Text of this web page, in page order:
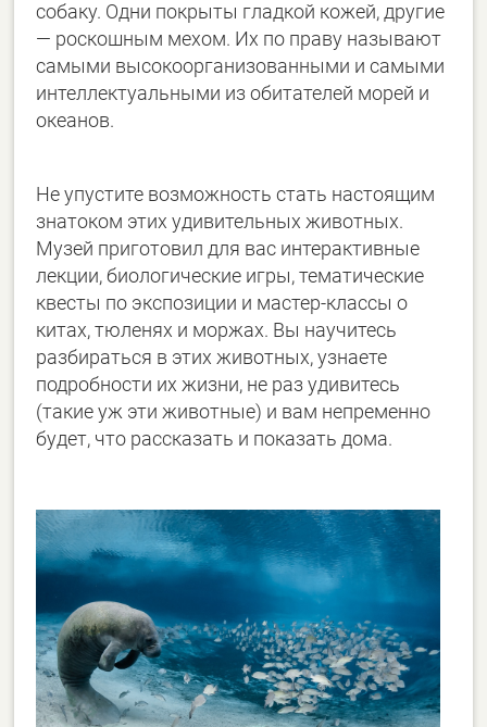
собаку. Одни покрыты гладкой кожей, другие
— роскошным мехом. Их по праву называют
самыми высокоорганизованными и самыми
интеллектуальными из обитателей морей и
океанов.
Не упустите возможность стать настоящим
знатоком этих удивительных животных.
Музей приготовил для вас интерактивные
лекции, биологические игры, тематические
квесты по экспозиции и мастер-классы о
китах, тюленях и моржах. Вы научитесь
разбираться в этих животных, узнаете
подробности их жизни, не раз удивитесь
(такие уж эти животные) и вам непременно
будет, что рассказать и показать дома.